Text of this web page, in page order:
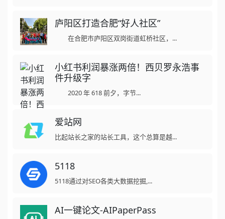
庐阳区打造合肥“好人社区”
在合肥市庐阳区双岗街道虹桥社区，...
小红书利润暴涨两倍！西贝罗永浩事
件升级字
2020 年 618 前夕，字节...
爱站网
比起站长之家的站长工具，这个总算是越...
5118
5118通过对SEO各类大数据挖掘,...
AI一键论文-AIPaperPass